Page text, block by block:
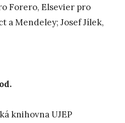
Forero, Elsevier pro
a Mendeley; Josef Jílek,
knihovna UJEP